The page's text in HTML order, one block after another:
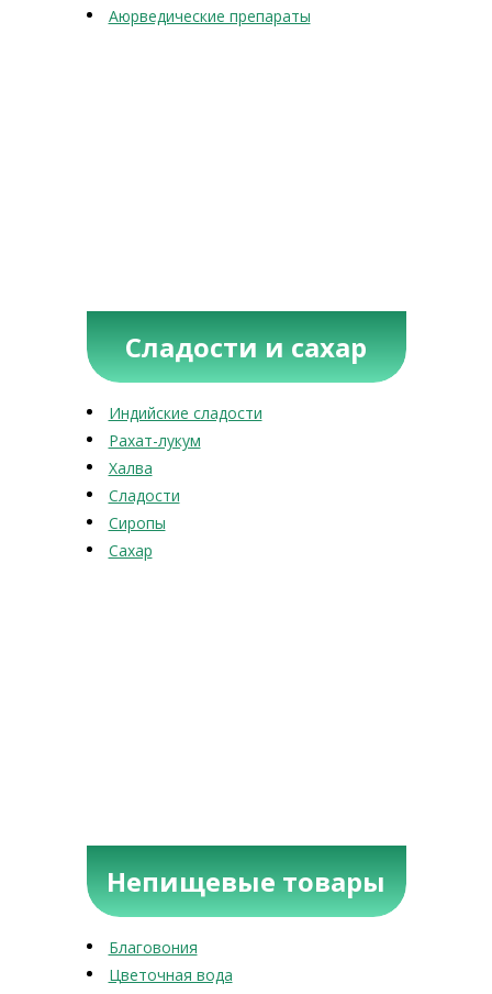
Аюрведические препараты
Сладости и сахар
Индийские сладости
Рахат-лукум
Халва
Сладости
Сиропы
Сахар
Непищевые товары
Благовония
Цветочная вода